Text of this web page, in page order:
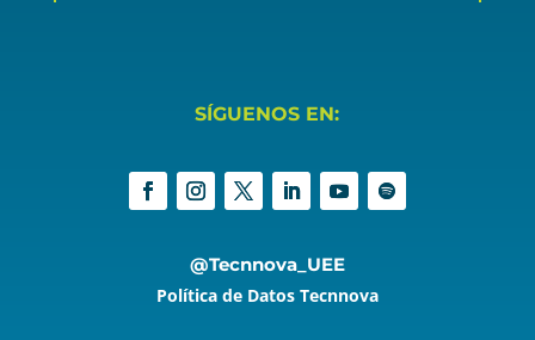
SÍGUENOS EN:
@Tecnnova_UEE
Política de Datos Tecnnova